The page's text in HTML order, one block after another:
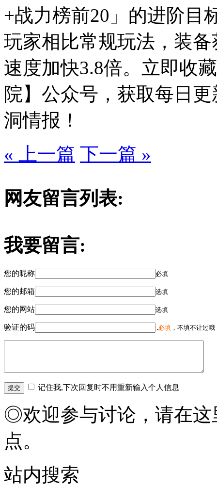
+战力榜前20」的进阶目
玩家相比常规玩法，装
速度加快3.8倍。立即收
院】公众号，获取每日
洞情报！
« 上一篇 下一篇 »
网友留言列表:
我要留言:
您的昵称 必填
您的邮箱 选填
您的网站 选填
验证的码 必填 ，不填不让过
记住我,下次回复时不用重新输入个人信息
◎欢迎参与讨论，请在这
点。
站内搜索